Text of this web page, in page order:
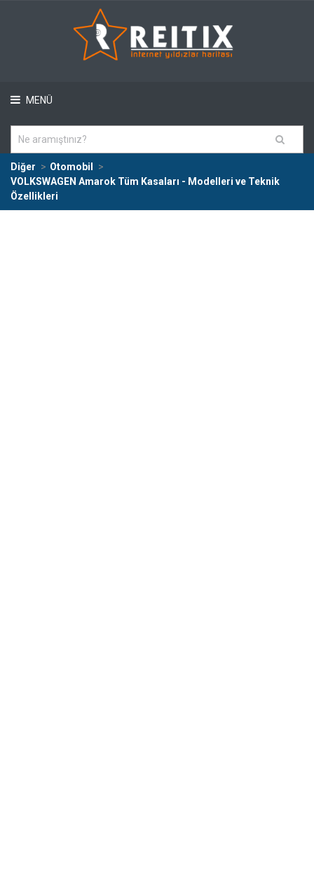
MENÜ
Diğer
Otomobil
VOLKSWAGEN Amarok Tüm Kasaları - Modelleri ve Teknik
Özellikleri